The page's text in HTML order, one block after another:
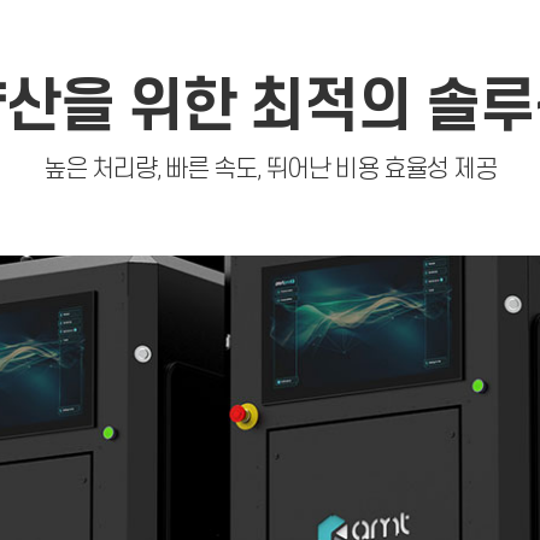
을 위한 최적의 솔
높은 처리량, 빠른 속도, 뛰어난 비용 효율성 제공